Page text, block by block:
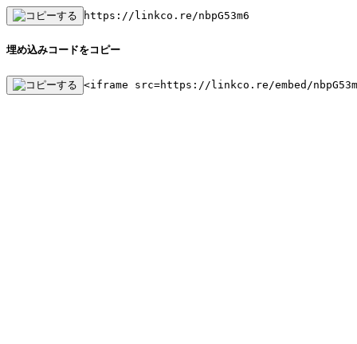
https://linkco.re/nbpG53m6
埋め込みコードをコピー
<iframe src=https://linkco.re/embed/